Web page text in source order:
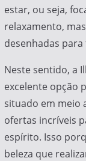
estar, ou seja,
relaxamento,
desenhadas
Neste sentido, a
excelente opção
situado em meio
ofertas incríveis
espírito. Isso
beleza que